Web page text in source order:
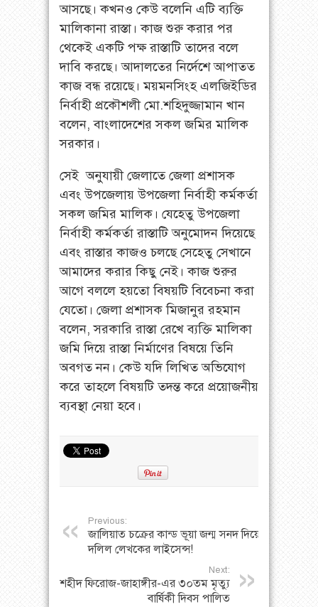
আসছে। কখনও কেউ বলেনি এটি ব্যক্তি
মালিকানা রাস্তা। কাজ শুরু করার পর
থেকেই একটি পক্ষ রাস্তাটি তাদের বলে
দাবি করছে। আদালতের নির্দেশে আপাতত
কাজ বন্ধ রয়েছে। ময়মনসিংহ এলজিইডির
নির্বাহী প্রকৌশলী মো.শহিদুজ্জামান খান
বলেন, বাংলাদেশের সকল জমির মালিক
সরকার।
সেই অনুযায়ী জেলাতে জেলা প্রশাসক
এবং উপজেলায় উপজেলা নির্বাহী কর্মকর্তা
সকল জমির মালিক। যেহেতু উপজেলা
নির্বাহী কর্মকর্তা রাস্তাটি অনুমোদন দিয়েছে
এবং রাস্তার কাজও চলছে সেহেতু সেখানে
আমাদের করার কিছু নেই। কাজ শুরুর
আগে বললে হয়তো বিষয়টি বিবেচনা করা
যেতো। জেলা প্রশাসক মিজানুর রহমান
বলেন, সরকারি রাস্তা রেখে ব্যক্তি মালিকা
জমি দিয়ে রাস্তা নির্মাণের বিষয়ে তিনি
অবগত নন। কেউ যদি লিখিত অভিযোগ
করে তাহলে বিষয়টি তদন্ত করে প্রয়োজনীয়
ব্যবস্থা নেয়া হবে।
Previous:
জালিয়াত চক্রের কান্ড ভূয়া জন্ম সনদ দিয়ে
দলিল লেখকের লাইসেন্স!
Next:
শহীদ ফিরোজ-জাহাঙ্গীর-এর ৩০তম মৃত্যু
বার্ষিকী দিবস পালিত